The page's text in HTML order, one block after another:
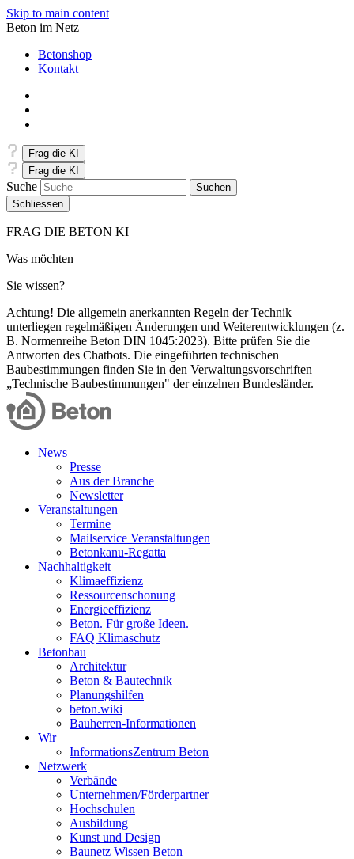
Skip to main content
Beton im Netz
Betonshop
Kontakt
Frag die KI
Frag die KI
Suche
Schliessen
FRAG DIE BETON KI
Was möchten
Sie wissen?
Achtung! Die allgemein anerkannten Regeln der Technik
unterliegen regelmäßigen Änderungen und Weiterentwicklungen (z.
B. Normenreihe Beton DIN 1045:2023). Bitte prüfen Sie die
Antworten des Chatbots. Die eingeführten technischen
Baubestimmungen finden Sie in den Verwaltungsvorschriften
„Technische Baubestimmungen" der einzelnen Bundesländer.
News
Presse
Aus der Branche
Newsletter
Veranstaltungen
Termine
Mailservice Veranstaltungen
Betonkanu-Regatta
Nachhaltigkeit
Klimaeffizienz
Ressourcenschonung
Energieeffizienz
Beton. Für große Ideen.
FAQ Klimaschutz
Betonbau
Architektur
Beton & Bautechnik
Planungshilfen
beton.wiki
Bauherren-Informationen
Wir
InformationsZentrum Beton
Netzwerk
Verbände
Unternehmen/Förderpartner
Hochschulen
Ausbildung
Kunst und Design
Baunetz Wissen Beton